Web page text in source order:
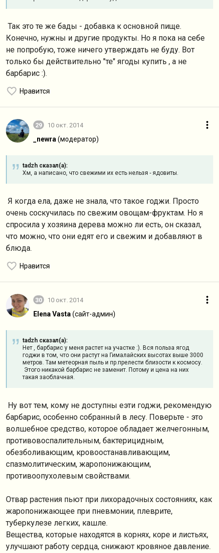
Так это те же бады - добавка к основной пище.
Конечно, нужны и другие продукты. Но я пока на себе
не попробую, тоже ничего утверждать не буду. Вот
только бы действительно "те" ягоды купить , а не
барбарис :).
Нравится
29 10 окт. 2014
_newra (модератор)
tadzh сказал(а):
Хм, а написано, что свежими их есть нельзя - ядовиты.
Я когда ела, даже не знала, что такое годжи. Просто
очень соскучилась по свежим овощам-фруктам. Но я
спросила у хозяина дерева можно ли есть, он сказал,
что можно, что они едят его и свежим и добавляют в
блюда.
Нравится
30 10 окт. 2014
Elena Vasta (сайт-админ)
tadzh сказал(а):
Нет , барбарис у меня растет на участке :). Вся польза ягод
годжи в том, что они растут на Гималайских высотах выше 3000
метров. Там метеорная пыль и пр.прелести близости к космосу.
Этого никакой барбарис не заменит. Потому и цена на них
такая заоблачная.
Ну вот тем, кому не доступны еэти годжи, рекомендую
барбарис, особенно собранный в лесу. Поверьте - это
волшебное средство, которое обладает желчегонным,
противовоспалительным, бактерицидным,
обезболивающим, кровоостанавливающим,
спазмолитическим, жаропонижающим,
противоопухолевым свойствами.
Отвар растения пьют при лихорадочных состояниях, как
жаропонижающее при пневмонии, плеврите,
туберкулезе легких, кашле.
Вещества, которые находятся в корнях, коре и листьях,
улучшают работу сердца, снижают кровяное давление.